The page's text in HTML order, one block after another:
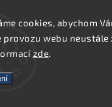
cookies, abychom
provozu webu
zde.
SE REGISTRUJTE